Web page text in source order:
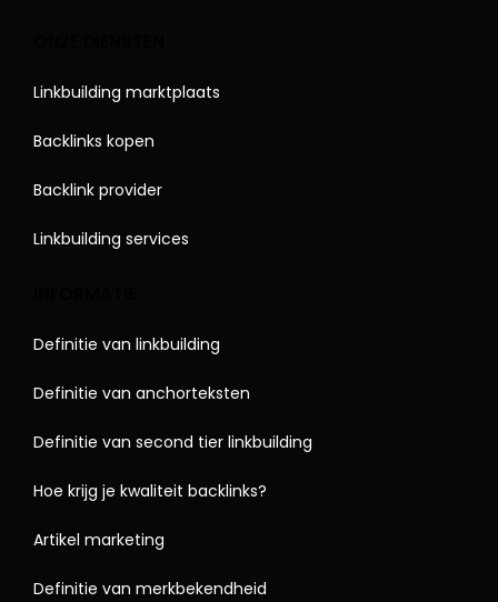
Linkbuilding marktplaats
Backlinks kopen
Backlink provider
Linkbuilding services
Definitie van linkbuilding
Definitie van anchorteksten
Definitie van second tier linkbuilding
Hoe krijg je kwaliteit backlinks?
Artikel marketing
Definitie van merkbekendheid